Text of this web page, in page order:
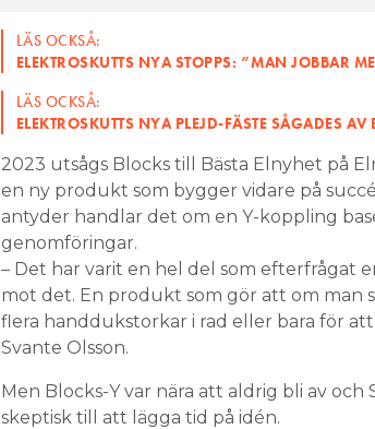
LÄS OCKSÅ:
ELEKTROSKUTTS NYA STOPPS: ”MAN JOBBAR
LÄS OCKSÅ:
ELEKTROSKUTTS NYA PLEJD-FÄSTE SÅGADES AV
2023 utsågs Blocks till Bästa Elnyhet på
en ny produkt som bygger vidare på
antyder handlar det om en Y-koppling
genomföringar.
– Det har varit en hel del som efterfrågat
mot det. En produkt som gör att om man
flera handdukstorkar i rad eller bara för
Svante Olsson.
Men Blocks-Y var nära att aldrig bli av och
skeptisk till att lägga tid på idén.